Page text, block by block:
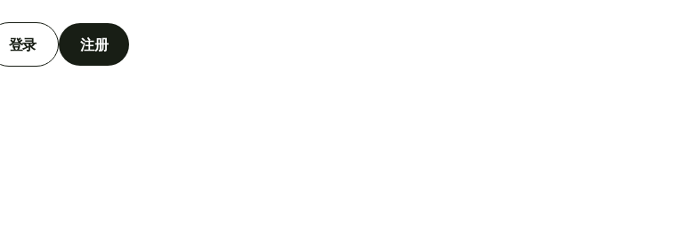
登录 注册